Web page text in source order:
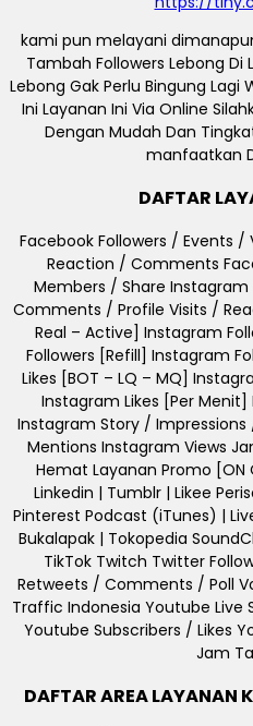
kami pun melayani
Tambah Followers Lebong Di
Lebong Gak Perlu Bingung Lagi
Ini Layanan Ini Via Online
Dengan Mudah Dan
manfaatkan
DAFTAR
Facebook Followers / Events /
Reaction / Comments
Members / Share
Comments / Profile Visits /
Real – Active] Instagram
Followers [Refill] Instagram
Likes [BOT – LQ – MQ]
Instagram Likes [Per
Instagram Story /
Mentions Instagram Views
Hemat Layanan Promo [ON
Linkedin | Tumblr | Likee
Pinterest Podcast (iTunes) |
Bukalapak | Tokopedia
TikTok Twitch Twitter
Retweets / Comments / Poll
Traffic Indonesia Youtube
Youtube Subscribers / Likes
Jam
DAFTAR AREA LAYANAN